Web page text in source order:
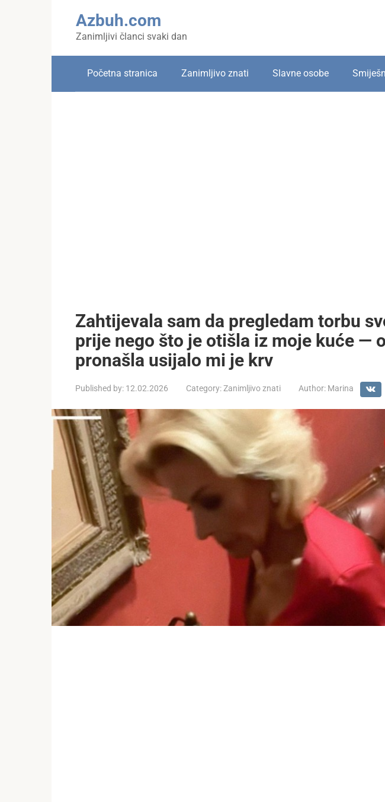
Azbuh.com
Zanimljivi članci svaki dan
Početna stranica Zanimljivo znati Slavne osobe
Zahtijevala sam da pregledam torbu
prije nego što je otišla iz moje kuće —
pronašla usijalo mi je krv
Published by: 12.02.2026 Category:Zanimljivo znati Author: Marina